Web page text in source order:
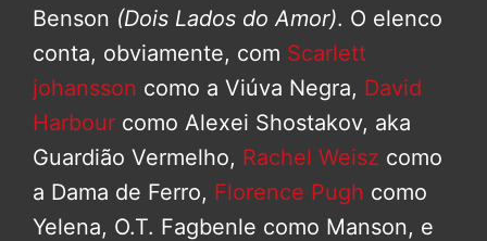
Benson (Dois Lados do Amor). O elenco
conta, obviamente, com Scarlett
johansson como a Viúva Negra, David
Harbour como Alexei Shostakov, aka
Guardião Vermelho, Rachel Weisz como
a Dama de Ferro, Florence Pugh como
Yelena, O.T. Fagbenle como Manson, e